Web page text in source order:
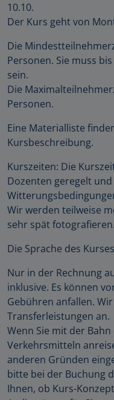
10.10.
Der Kurs geht von
Die
Personen. Sie muss
sein.
Die
Personen.
Eine Materialliste
Kursbeschreibung.
Kurszeiten: Die
Dozenten geregelt
Wir werden teilweise
sehr spät fotografieren.
Die Sprache des
Nur in der Rechnung
inklusive. Es können
Gebühren anfallen.
Transferleistungen an.
Wenn Sie mit der
Verkehrsmitteln
anderen Gründen
bitte bei der Buchung
Ihnen, ob Kurs-